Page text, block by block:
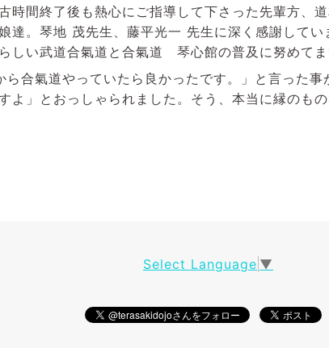
時間終了後も熱心にご指導して下さった先輩方、
達。琴地 茂先生、藤平光一 先生に深く感謝してい
しい武道合氣道と合氣道 琴心館の普及に努めてま
合氣道やっていたら良かったです。」と言った事
よ」とおっしゃられました。そう、本当に縁のもの
Select Language ▼